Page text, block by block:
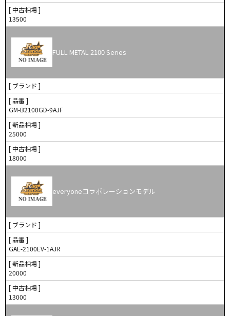
[ 中古相場 ]
13500
FULL METAL 2100 Series
[ ブランド ]
[ 品番 ]
GM-B2100GD-9AJF
[ 新品相場 ]
25000
[ 中古相場 ]
18000
everyoneコラボレーションモデル
[ ブランド ]
[ 品番 ]
GAE-2100EV-1AJR
[ 新品相場 ]
20000
[ 中古相場 ]
13000